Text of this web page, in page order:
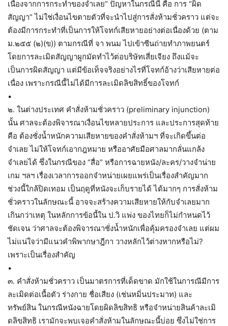
เนื่องจากการกระทำของจำเลย” ปัญหาในกรณีนี้ คือ การ “ผิด
สัญญา” ไม่ใช่เงื่อนไขตายตัวที่จะนำไปสู่การสั่งห้ามชั่วคราว แต่จะ
ต้องมีการกระทำที่เป็นการให้โจทก์เสียหายอย่างต่อเนื่องด้วย (ตาม
ม.๒๕๕ (๒)(ข)) ตามกรณีที่ จา พนม ไปเข้าซีนถ่ายทำภาพยนตร์
โดยการละเมิดสัญญาผูกมัดทำไว้ต่อบริษัทเสี่ยเจียง ถึงแม้จะ
เป็นการผิดสัญญา แต่มีข้อเท็จจริงอย่างไรที่โจทก์อ้างว่าเสียหายต่อ
เนื่อง เพราะกรณีนี้ไม่ได้มีการละเมิดลิขสิทธิ์ของโจทก์
•
๒. ในต่างประเทศ คำสั่งห้ามชั่วคราว (preliminary injunction)
นั้น ศาลจะต้องพิจารณาเงื่อนไขหลายประการ และประการสุดท้าย
คือ ต้องชั่งน้ำหนักความเสียหายของคำสั่งห้ามฯ ที่จะเกิดขึ้นต่อ
จำเลย ไม่ให้โจทก์เอากฎหมาย หรืออาศัยมือศาลมากลั่นแกล้ง
จำเลยได้ ซึ่งในกรณีของ “สื่อ” หรือการฉายหนัง/ละคร/วางจำน่าย
เกม ฯลฯ เรื่องเวลาการออกจำหน่ายเผยแพร่เป็นเรื่องสำคัญมาก
ช่วงนี้ใกล้ปิดเทอม เป็นฤดูที่หนังจะเก็บรายได้ ได้มากๆ การสั่งห้าม
ชั่วคราวในลักษณะนี้ อาจจะสร้างความเสียหายให้กับจำเลยมาก
เกินกว่าเหตุ ในหลักการข้อนี้ใน ป.วิ แพ่ง ของไทยก็ไม่กำหนดไว้
ชัดเจน ว่าศาลจะต้องพิจารณาชั่งน้ำหนักเพื่อคุ้มครองจำเลย แต่ผม
ไม่แน่ใจว่ามีแนวคำพิพากษาฎีกา วางหลักไว้ต่างหากหรือไม่?
เพราะเป็นเรื่องสำคัญ
•
๓. คำสั่งห้ามชั่วคราว เป็นมาตรการที่เด็ดขาด มักใช้ในการณีมีการ
ละเมิดต่อเนื้อตัว ร่างกาย ชื่อเสียง (เช่นหมิ่นประมาท) และ
ทรัพย์สิน ในกรณีหนังฉายโดยผิดลิขสิทธิ หรือจำหน่ายสินค้าละเมิ
ดลิขสิทธิ เรามักจะพบเจอคำสั่งห้ามในลักษณะนี้บ่อย ซึ่งไม่ใช่การ